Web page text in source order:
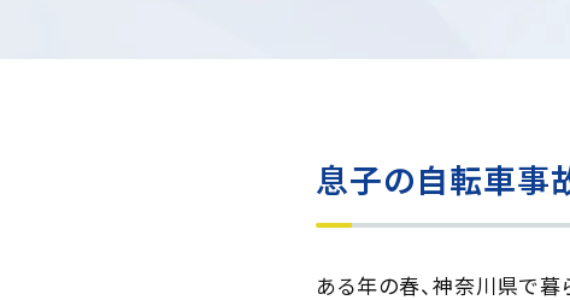
息子の自転車事
ある年の春、神奈川県で暮